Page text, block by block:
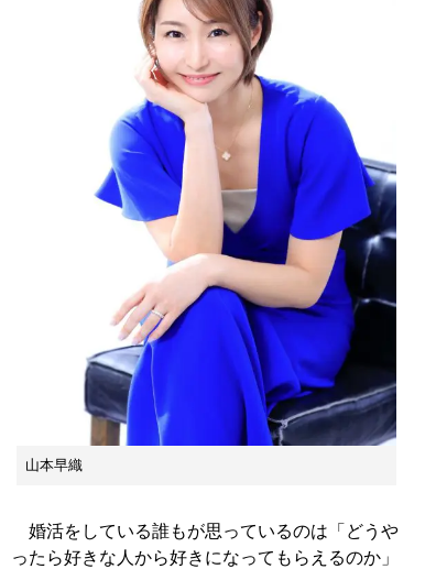
山本早織
婚活をしている誰もが思っているのは「どうや
ったら好きな人から好きになってもらえるのか」